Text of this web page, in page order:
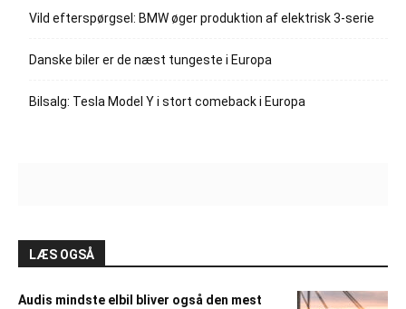
Vild efterspørgsel: BMW øger produktion af elektrisk 3-serie
Danske biler er de næst tungeste i Europa
Bilsalg: Tesla Model Y i stort comeback i Europa
LÆS OGSÅ
Audis mindste elbil bliver også den mest